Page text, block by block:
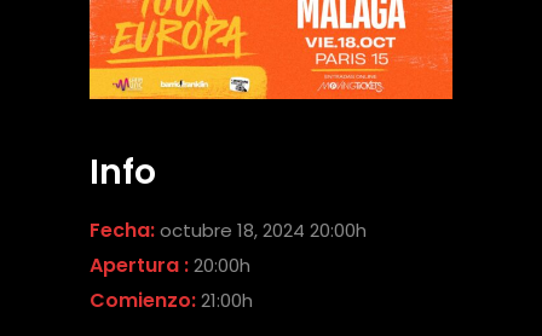
Info
Fecha:octubre 18, 2024 20:00h
Apertura :20:00h
Comienzo:21:00h